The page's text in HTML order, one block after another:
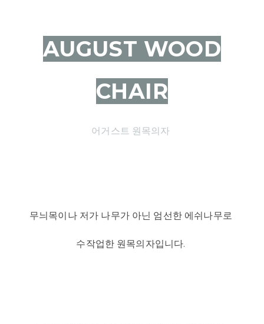
AUGUST WOOD
CHAIR
어거스트 원목의자
무늬목이나 저가 나무가 아닌 엄선한 에쉬나무로
수작업한 원목의자입니다.